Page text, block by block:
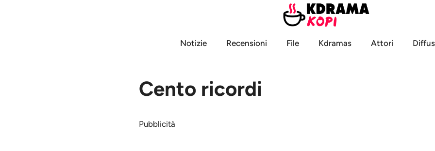
Notizie
Recensioni File Kdramas Attori
Cento ricordi
Pubblicità